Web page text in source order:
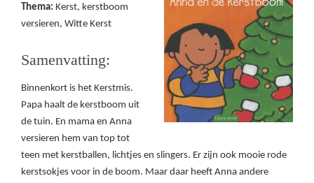
Thema: Kerst, kerstboom
versieren, Witte Kerst
Samenvatting:
Binnenkort is het Kerstmis.
Papa haalt de kerstboom uit
de tuin. En mama en Anna
versieren hem van top tot
teen met kerstballen, lichtjes en slingers. Er zijn ook mooie rode
kerstsokjes voor in de boom. Maar daar heeft Anna andere